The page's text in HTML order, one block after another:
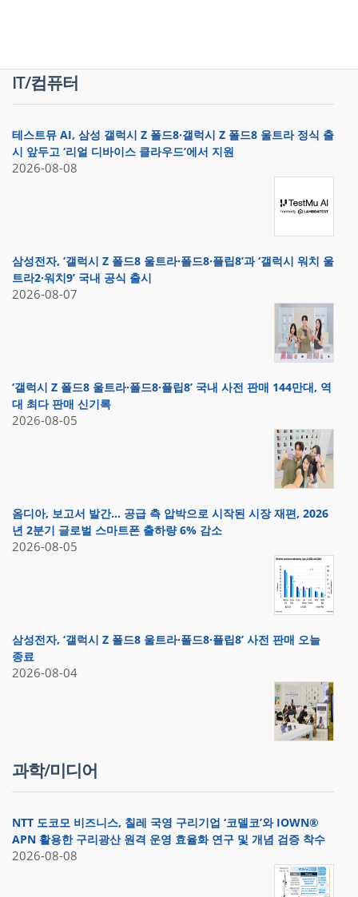
IT/컴퓨터
테스트뮤 AI, 삼성 갤럭시 Z 폴드8·갤럭시 Z 폴드8 울트라 정식 출
시 앞두고 ‘리얼 디바이스 클라우드’에서 지원
2026-08-08
삼성전자, ‘갤럭시 Z 폴드8 울트라·폴드8·플립8’과 ‘갤럭시 워치 울
트라2·워치9’ 국내 공식 출시
2026-08-07
‘갤럭시 Z 폴드8 울트라·폴드8·플립8’ 국내 사전 판매 144만대, 역
대 최다 판매 신기록
2026-08-05
옴디아, 보고서 발간… 공급 측 압박으로 시작된 시장 재편, 2026
년 2분기 글로벌 스마트폰 출하량 6% 감소
2026-08-05
삼성전자, ‘갤럭시 Z 폴드8 울트라·폴드8·플립8’ 사전 판매 오늘
종료
2026-08-04
과학/미디어
NTT 도코모 비즈니스, 칠레 국영 구리기업 ‘코델코’와 IOWN®
APN 활용한 구리광산 원격 운영 효율화 연구 및 개념 검증 착수
2026-08-08